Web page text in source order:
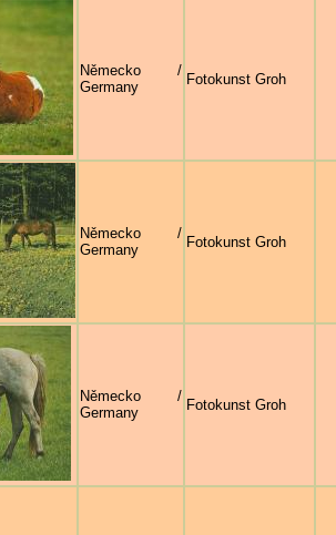
Německo /
Germany
Fotokunst Groh
Německo /
Germany
Fotokunst Groh
Německo /
Germany
Fotokunst Groh